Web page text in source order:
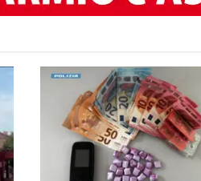
AUTORE